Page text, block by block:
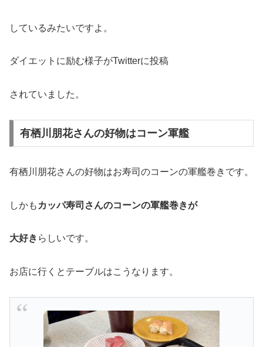
しているみたいですよ。
ダイエットに励む様子がTwitterに投稿
されていました。
有栖川朋花さんの好物はコーン軍艦
有栖川朋花さんの好物はお寿司のコーンの軍艦巻きです。
しかも カッパ寿司さんのコーンの軍艦巻きが
大好き らしいです。
お店に行くとテーブルはこうなります。